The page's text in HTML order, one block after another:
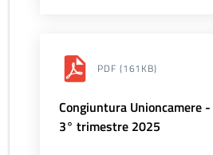
PDF (161KB)
Congiuntura Unioncamere
3° trimestre 2025